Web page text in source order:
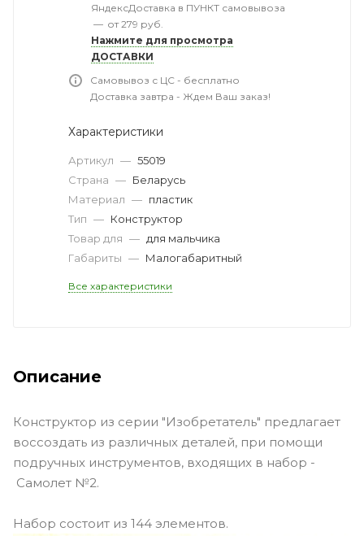
ЯндексДоставка в ПУНКТ самовывоза
— от 279 руб.
Нажмите для просмотра
ДОСТАВКИ
Самовывоз с ЦС - бесплатно
Доставка завтра - Ждем Ваш заказ!
Характеристики
Артикул — 55019
Страна — Беларусь
Материал — пластик
Тип — Конструктор
Товар для — для мальчика
Габариты — Малогабаритный
Все характеристики
Описание
Конструктор из серии "Изобретатель" предлагает
воссоздать из различных деталей, при помощи
подручных инструментов, входящих в набор -
Самолет №2.
Набор состоит из 144 элементов.